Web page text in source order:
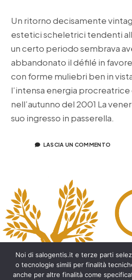
Un ritorno decisamente
estetici scheletrici tendenti
un certo periodo sembrava
abbandonato il défilé in
con forme muliebri ben in
l’intensa energia procreatrice
nell’autunno del 2001 La
suo ingresso in passerella.
LASCIA UN COMMENTO
Noi di salogentis.it e terze parti
o tecnologie simili per finalità
anche per altre finalità come